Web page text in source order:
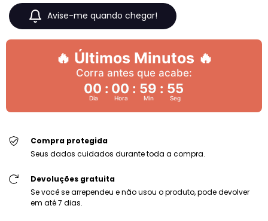
Avise-me quando chegar!
🔥 Últimos Minutos 🔥
Corra antes que acabe:
00 : 00 : 59 : 54
Dia Hora Min Seg
Compra protegida
Seus dados cuidados durante toda a compra.
Devoluções gratuita
Se você se arrependeu e não usou o produto, pode devolver
em até 7 dias.